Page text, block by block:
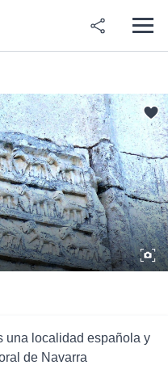
una localidad española y
de Navarra